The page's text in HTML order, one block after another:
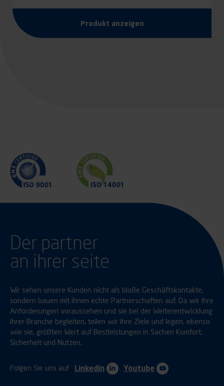
Produkt anzeigen
Der partner
an ihrer seite
Wir sehen unsere Kunden nicht als bloße Geschäftskontakte,
sondern bauen mit ihnen echte Partnerschaften auf. Da wir ihre
Anforderungen voraussehen und sie bei der Weiterentwicklung
ihrer Branche begleiten, teilen wir ihre Ziele und legen, ebenso
wie sie, größten Wert auf Bestleistungen in Sachen Komfort,
Sicherheit und Nutzen.
Folgen Sie uns auf Linkedin Youtube